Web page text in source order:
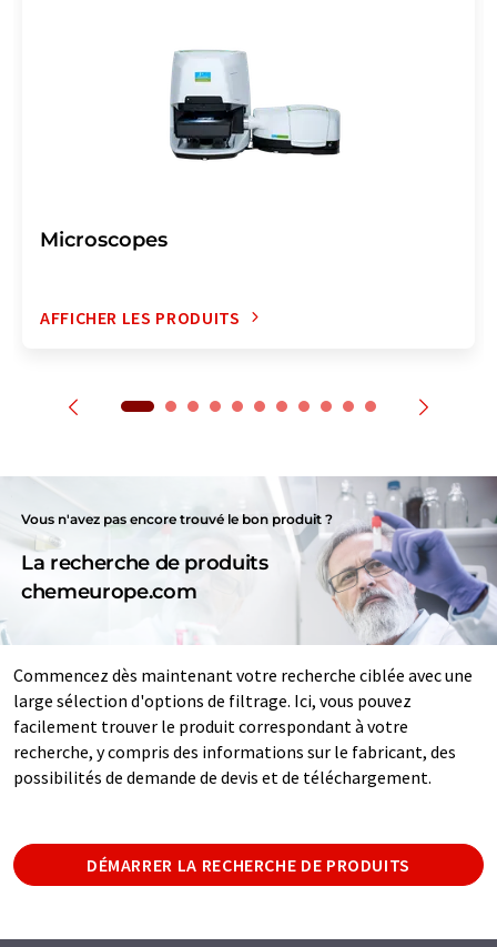
Microscopes
AFFICHER LES PRODUITS
Vous n'avez pas encore trouvé le bon produit ?
La recherche de produits
chemeurope.com
Commencez dès maintenant votre recherche ciblée avec une
large sélection d'options de filtrage. Ici, vous pouvez
facilement trouver le produit correspondant à votre
recherche, y compris des informations sur le fabricant, des
possibilités de demande de devis et de téléchargement.
DÉMARRER LA RECHERCHE DE PRODUITS